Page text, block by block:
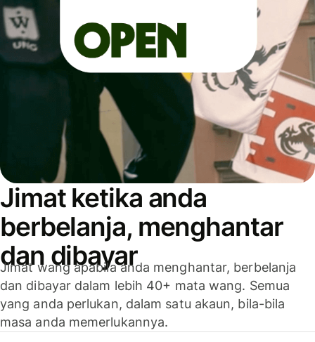
Jimat ketika anda
berbelanja, menghantar
dan dibayar
Jimat wang apabila anda menghantar, berbelanja
dan dibayar dalam lebih 40+ mata wang. Semua
yang anda perlukan, dalam satu akaun, bila-bila
masa anda memerlukannya.